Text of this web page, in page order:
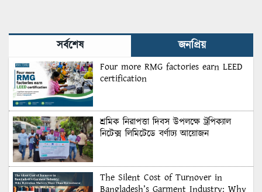
সর্বশেষ জনপ্রিয়
Four more RMG factories earn LEED
certification
শ্রমিক নিরাপত্তা দিবস উপলক্ষে ট্রপিক্যাল
নিটেক্স লিমিটেডে বর্ণাঢ্য আয়োজন
The Silent Cost of Turnover in
Bangladesh’s Garment Industry: Why